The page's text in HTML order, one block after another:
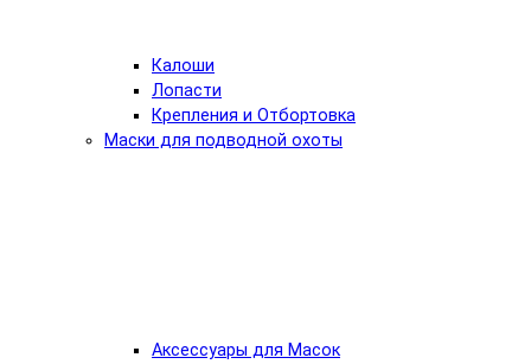
Калоши
Лопасти
Крепления и Отбортовка
Маски для подводной охоты
Аксессуары для Масок